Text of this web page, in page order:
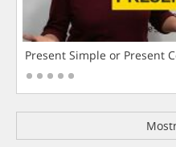
Present Simple or Present